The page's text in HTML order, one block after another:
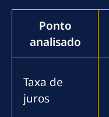
Ponto
analisado
Taxa de
juros